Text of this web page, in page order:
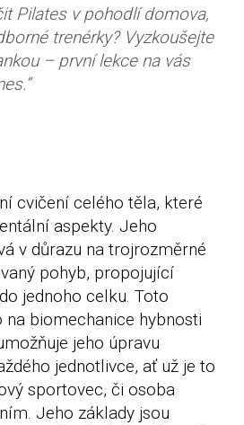
Pilates v pohodlí domova,
trenérky? Vyzkoušejte
– první lekce na vás
cvičení celého těla, které
aspekty. Jeho
v důrazu na trojrozměrné
pohyb, propojující
jednoho celku. Toto
na biomechanice hybnosti
jeho úpravu
jednotlivce, ať už je to
sportovec, či osoba
Jeho základy jsou